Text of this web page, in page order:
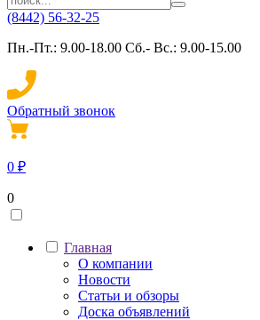
(8442) 56-32-25
Пн.-Пт.: 9.00-18.00 Сб.- Вс.: 9.00-15.00
Обратный звонок
0 ₽
0
Главная
О компании
Новости
Статьи и обзоры
Доска объявлений